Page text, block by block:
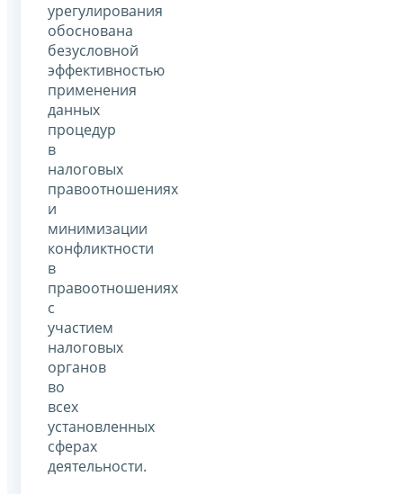
урегулирования
обоснована
безусловной
эффективностью
применения
данных
процедур
в
налоговых
правоотношениях
и
минимизации
конфликтности
в
правоотношениях
с
участием
налоговых
органов
во
всех
установленных
сферах
деятельности.